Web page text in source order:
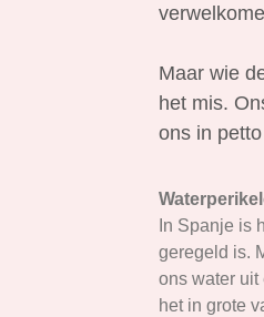
Maar wie
het mis.
ons in
In Spanje is
geregeld is.
ons water uit
het in grote